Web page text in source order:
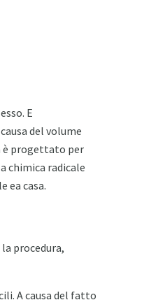
E
del volume
è progettato per
chimica radicale
ea casa.
procedura,
A causa del fatto